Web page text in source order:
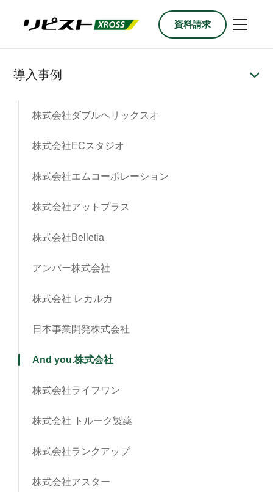
資料請求
MENU
導入事例
株式会社ダブルヘリックスオ
株式会社ECスタジオ
株式会社エムコーポレーション
株式会社アットプラス
株式会社Belletia
アンバー株式会社
株式会社 レカルカ
日本事業開発株式会社
And you.株式会社
株式会社ライフワン
株式会社 トルーク製薬
株式会社ランクアップ
株式会社アスター